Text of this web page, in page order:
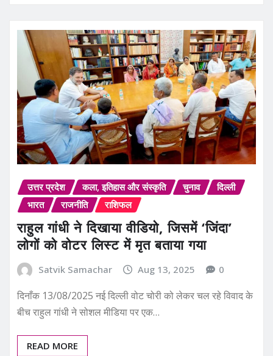
उत्तर प्रदेश कला, इतिहास और संस्कृति चुनाव
दिल्ली
भारत
राजनीति राशिफल
राहुल गांधी ने दिखाया वीडियो, जिसमें ‘जिंदा’
लोगों को वोटर लिस्ट में मृत बताया गया
Satvik Samachar Aug 13, 2025 0
दिनाँक 13/08/2025 नई दिल्ली वोट चोरी को लेकर चल रहे विवाद के
बीच राहुल गांधी ने सोशल मीडिया पर एक…
READ MORE